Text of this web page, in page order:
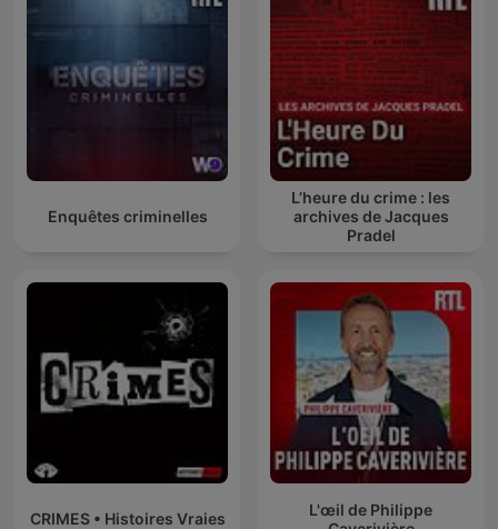
Enquêtes criminelles
L’heure du crime : les
archives de Jacques
Pradel
CRIMES • Histoires Vraies
L'œil de Philippe